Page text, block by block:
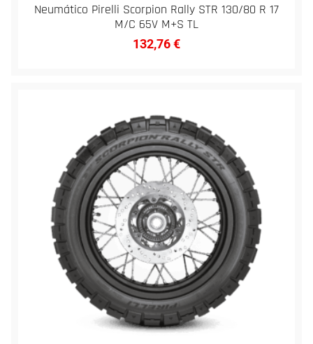
Neumático Pirelli Scorpion Rally STR 130/80 R 17
M/C 65V M+S TL
132,76€